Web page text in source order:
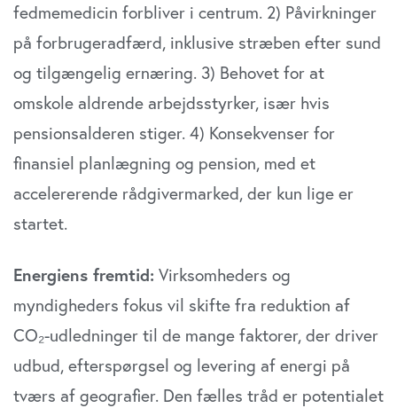
fedmemedicin forbliver i centrum. 2) Påvirkninger
på forbrugeradfærd, inklusive stræben efter sund
og tilgængelig ernæring. 3) Behovet for at
omskole aldrende arbejdsstyrker, især hvis
pensionsalderen stiger. 4) Konsekvenser for
finansiel planlægning og pension, med et
accelererende rådgivermarked, der kun lige er
startet.
Energiens fremtid: Virksomheders og
myndigheders fokus vil skifte fra reduktion af
CO₂-udledninger til de mange faktorer, der driver
udbud, efterspørgsel og levering af energi på
tværs af geografier. Den fælles tråd er potentialet